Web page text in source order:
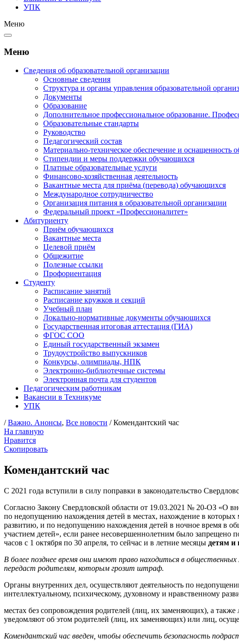
УПК
Меню
Меню
Сведения об образовательной организации
Основные сведения
Структура и органы управления образовательной
Документы
Образование
Дополнительное профессиональное образование.
Образовательные стандарты
Руководство
Педагогический состав
Материально-техническое обеспечение и оснащенность
Стипендии и меры поддержки обучающихся
Платные образовательные услуги
Финансово-хозяйственная деятельность
Вакантные места для приёма (перевода) обучающихся
Международное сотрудничество
Организация питания в образовательной организации
Федеральный проект «Профессионалитет»
Абитуриенту
Приём обучающихся
Вакантные места
Целевой приём
Общежитие
Полезные ссылки
Профориентация
Студенту
Расписание занятий
Расписание кружков и секций
Учебный план
Локально-нормативные документы обучающихся
Государственная итоговая аттестация (ГИА)
ФГОС СОО
Единый государственный экзамен
Трудоустройство выпускников
Конкурсы, олимпиады, НПК
Электронно-библиотечные системы
Электронная почта для студентов
Педагогическим работникам
Вакансии в Техникуме
УПК
/Важно. Анонсы, Все новости / Комендантский час
На главную
Нравится
Скопировать
Комендантский час
С 2021 года вступили в силу поправки в законодательство
Согласно Закону Свердловской области от 19.03.2021 № 20-ОЗ «О
по недопущению нахождения детей в местах, нахождение в
развитию, и по недопущению нахождения детей в ночное время в
участием детей», если ранее несовершеннолетним было запрещено
часов с 1 октября по 30 апреля, то сейчас и в летние месяцы детям и
В более позднее время они имеют право находиться в
передаст родителям, которым грозит штраф.
Органы внутренних дел, осуществляют деятельность по
интеллектуальному, психическому, духовному и нравственному
местах без сопровождения родителей (лиц, их заменяющих), а
уведомляют об этом родителей (лиц, их заменяющих) или лиц,
Комендантский час введен, чтобы обеспечить безопасность